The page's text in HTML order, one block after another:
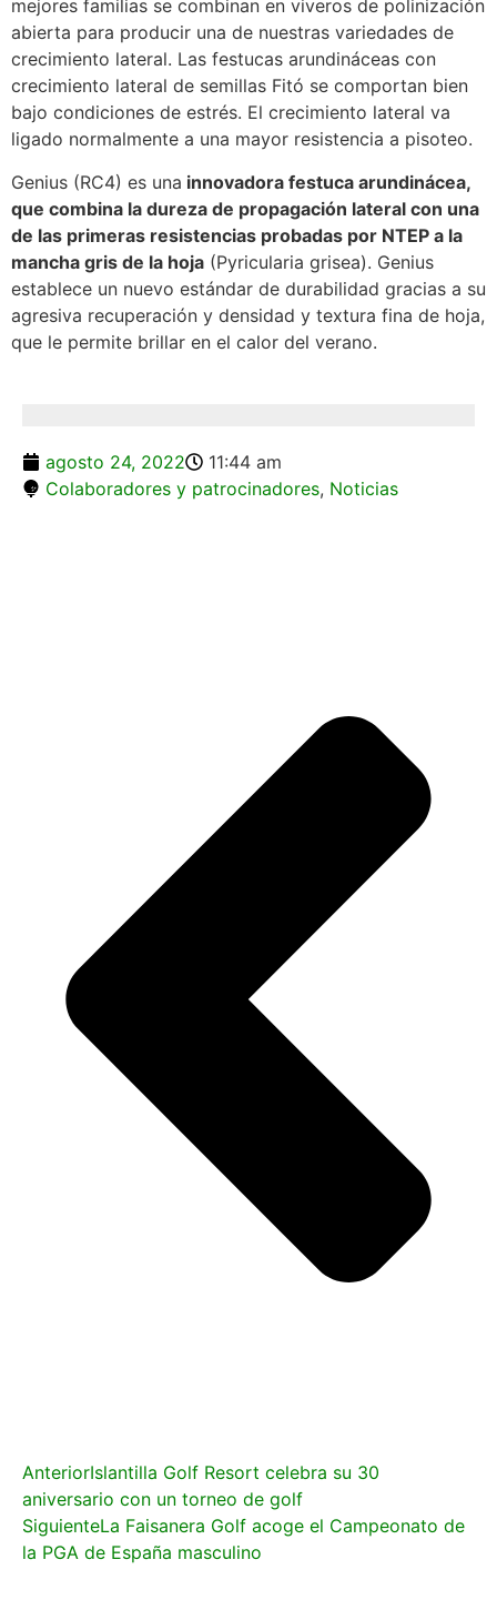
mejores familias se combinan en viveros de polinización
abierta para producir una de nuestras variedades de
crecimiento lateral. Las festucas arundináceas con
crecimiento lateral de semillas Fitó se comportan bien
bajo condiciones de estrés. El crecimiento lateral va
ligado normalmente a una mayor resistencia a pisoteo.
Genius (RC4) es una innovadora festuca arundinácea,
que combina la dureza de propagación lateral con una
de las primeras resistencias probadas por NTEP a la
mancha gris de la hoja (Pyricularia grisea). Genius
establece un nuevo estándar de durabilidad gracias a su
agresiva recuperación y densidad y textura fina de hoja,
que le permite brillar en el calor del verano.
agosto 24, 2022
11:44 am
Colaboradores y patrocinadores, Noticias
AnteriorIslantilla Golf Resort celebra su 30
aniversario con un torneo de golf
SiguienteLa Faisanera Golf acoge el Campeonato de
la PGA de España masculino